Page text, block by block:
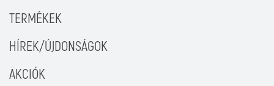
TERMÉKEK
HÍREK/ÚJDONSÁGOK
AKCIÓK